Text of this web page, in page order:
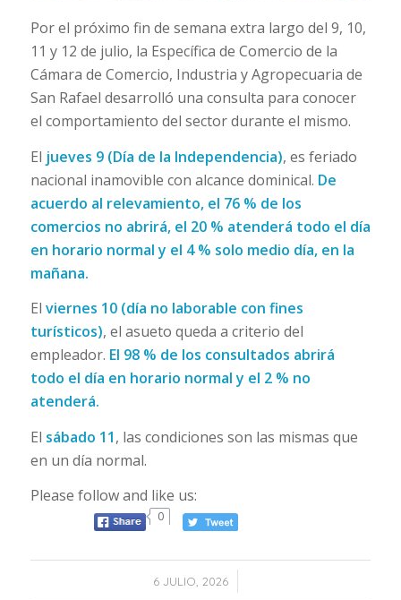
Por el próximo fin de semana extra largo del 9, 10,
11 y 12 de julio, la Específica de Comercio de la
Cámara de Comercio, Industria y Agropecuaria de
San Rafael desarrolló una consulta para conocer
el comportamiento del sector durante el mismo.
El jueves 9 (Día de la Independencia), es feriado
nacional inamovible con alcance dominical. De
acuerdo al relevamiento, el 76 % de los
comercios no abrirá, el 20 % atenderá todo el día
en horario normal y el 4 % solo medio día, en la
mañana.
El viernes 10 (día no laborable con fines
turísticos), el asueto queda a criterio del
empleador. El 98 % de los consultados abrirá
todo el día en horario normal y el 2 % no
atenderá.
El sábado 11, las condiciones son las mismas que
en un día normal.
Please follow and like us:
0
6 JULIO, 2026